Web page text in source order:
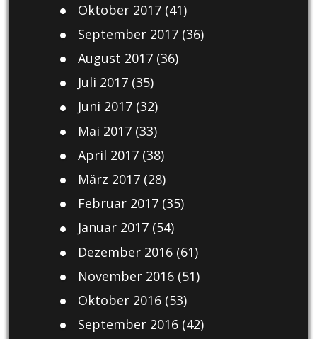
Oktober 2017(41)
September 2017(36)
August 2017(36)
Juli 2017(35)
Juni 2017(32)
Mai 2017(33)
April 2017(38)
März 2017(28)
Februar 2017(35)
Januar 2017(54)
Dezember 2016(61)
November 2016(51)
Oktober 2016(53)
September 2016(42)